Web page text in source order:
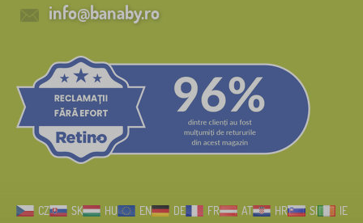
info@banaby.ro
CZ SK HU EN DE FR AT HR SI IE